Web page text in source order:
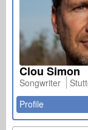
Clou Simon
Songwriter
Profile